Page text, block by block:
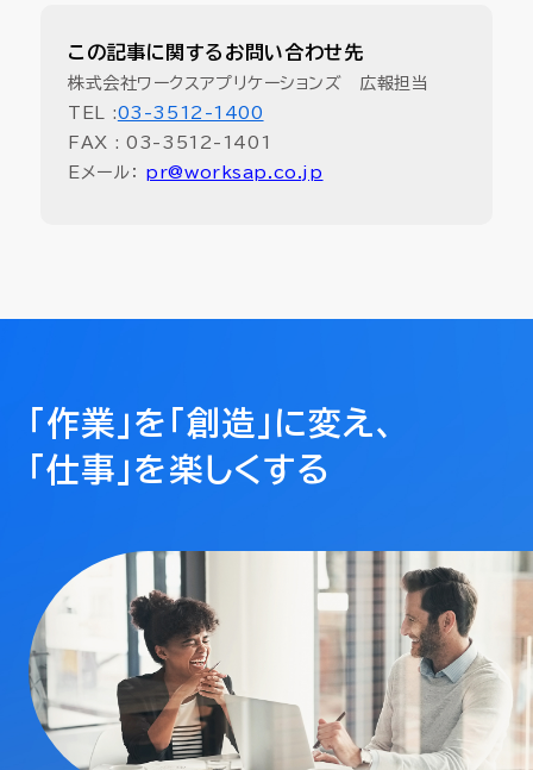
この記事に関するお問い合わせ先
株式会社ワークスアプリケーションズ 広報担当
TEL :03-3512-1400
FAX : 03-3512-1401
Eメール： pr@worksap.co.jp
「作業」を「創造」に変え、
「仕事」を楽しくする